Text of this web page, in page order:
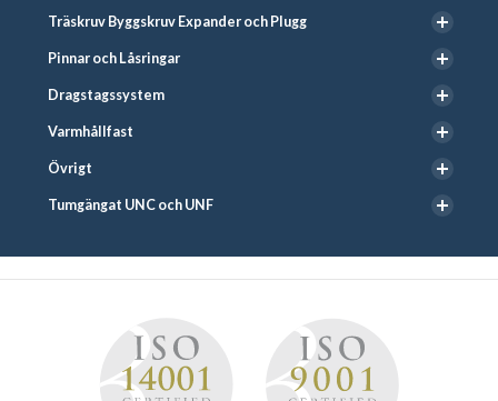
Träskruv Byggskruv Expander och Plugg
Pinnar och Låsringar
Dragstagssystem
Varmhållfast
Övrigt
Tumgängat UNC och UNF